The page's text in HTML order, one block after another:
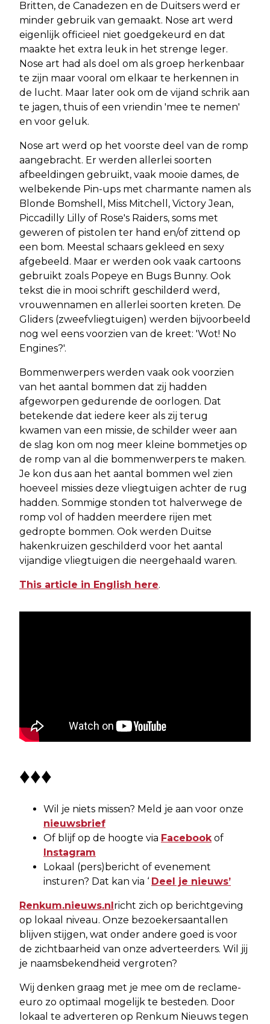
Britten, de Canadezen en de Duitsers werd er
minder gebruik van gemaakt. Nose art werd
eigenlijk officieel niet goedgekeurd en dat
maakte het extra leuk in het strenge leger.
Nose art had als doel om als groep herkenbaar
te zijn maar vooral om elkaar te herkennen in
de lucht. Maar later ook om de vijand schrik aan
te jagen, thuis of een vriendin 'mee te nemen'
en voor geluk.
Nose art werd op het voorste deel van de romp
aangebracht. Er werden allerlei soorten
afbeeldingen gebruikt, vaak mooie dames, de
welbekende Pin-ups met charmante namen als
Blonde Bomshell, Miss Mitchell, Victory Jean,
Piccadilly Lilly of Rose's Raiders, soms met
geweren of pistolen ter hand en/of zittend op
een bom. Meestal schaars gekleed en sexy
afgebeeld. Maar er werden ook vaak cartoons
gebruikt zoals Popeye en Bugs Bunny. Ook
tekst die in mooi schrift geschilderd werd,
vrouwennamen en allerlei soorten kreten. De
Gliders (zweefvliegtuigen) werden bijvoorbeeld
nog wel eens voorzien van de kreet: 'Wot! No
Engines?'.
Bommenwerpers werden vaak ook voorzien
van het aantal bommen dat zij hadden
afgeworpen gedurende de oorlogen. Dat
betekende dat iedere keer als zij terug
kwamen van een missie, de schilder weer aan
de slag kon om nog meer kleine bommetjes op
de romp van al die bommenwerpers te maken.
Je kon dus aan het aantal bommen wel zien
hoeveel missies deze vliegtuigen achter de rug
hadden. Sommige stonden tot halverwege de
romp vol of hadden meerdere rijen met
gedropte bommen. Ook werden Duitse
hakenkruizen geschilderd voor het aantal
vijandige vliegtuigen die neergehaald waren.
This article in English here.
♦♦♦
Wil je niets missen? Meld je aan voor onze
nieuwsbrief
Of blijf op de hoogte via Facebookof
Instagram
Lokaal (pers)bericht of evenement
insturen? Dat kan via ‘ Deel je nieuws’
Renkum.nieuws.nlricht zich op berichtgeving
op lokaal niveau. Onze bezoekersaantallen
blijven stijgen, wat onder andere goed is voor
de zichtbaarheid van onze adverteerders. Wil jij
je naamsbekendheid vergroten?
Wij denken graag met je mee om de reclame-
euro zo optimaal mogelijk te besteden. Door
lokaal te adverteren op Renkum Nieuws tegen